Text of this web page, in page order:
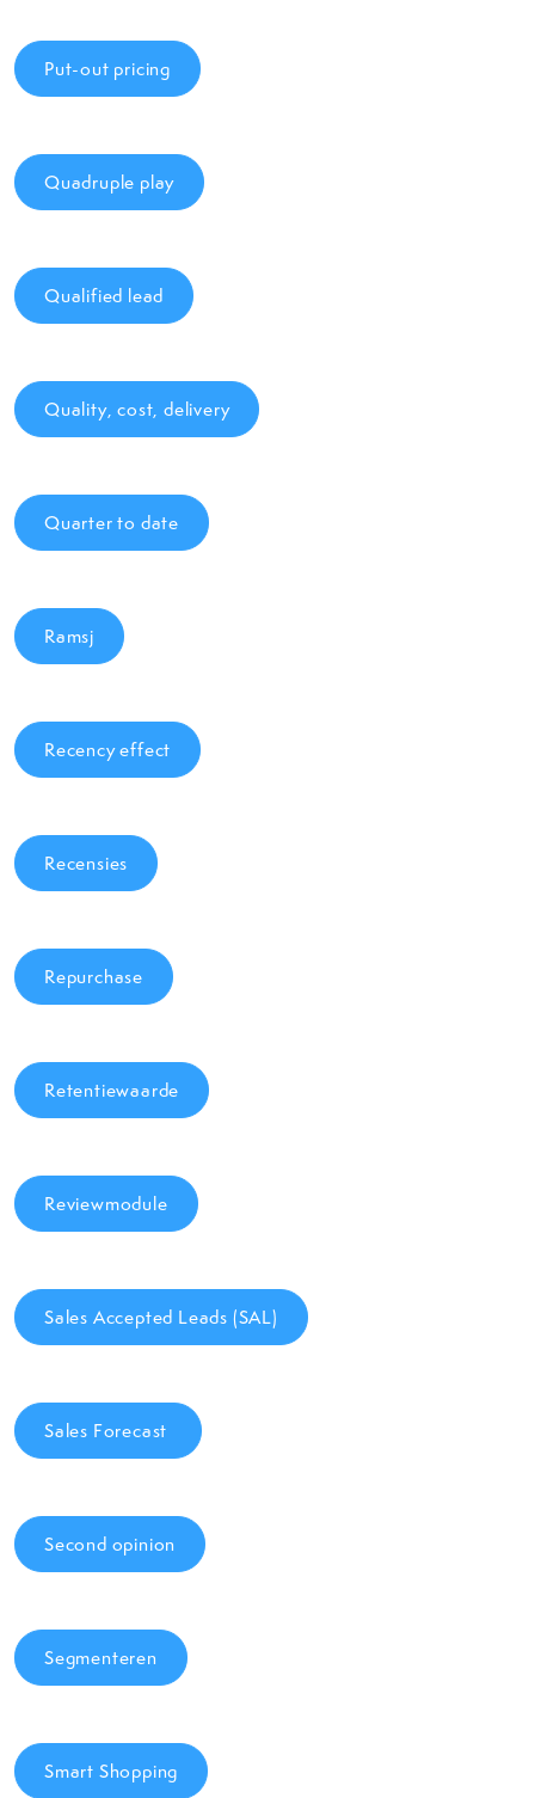
Put-out pricing
Quadruple play
Qualified lead
Quality, cost, delivery
Quarter to date
Ramsj
Recency effect
Recensies
Repurchase
Retentiewaarde
Reviewmodule
Sales Accepted Leads (SAL)
Sales Forecast
Second opinion
Segmenteren
Smart Shopping